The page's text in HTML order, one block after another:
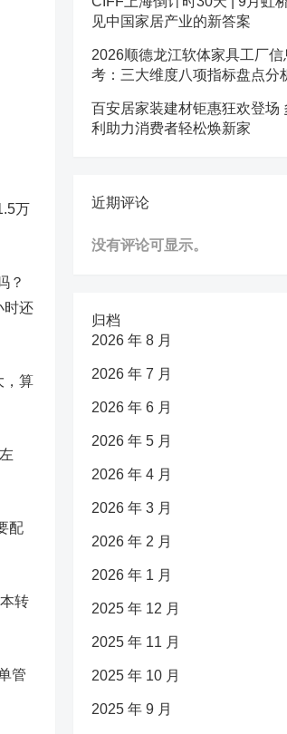
万
？
时还
，算
配
转
管
见中国家居产业的新答案
2026顺德龙江软体家具工厂信
考：三大维度八项指标盘点分
百安居家装建材钜惠狂欢登场
利助力消费者轻松焕新家
近期评论
没有评论可显示。
归档
2026 年 8 月
2026 年 7 月
2026 年 6 月
2026 年 5 月
2026 年 4 月
2026 年 3 月
2026 年 2 月
2026 年 1 月
2025 年 12 月
2025 年 11 月
2025 年 10 月
2025 年 9 月